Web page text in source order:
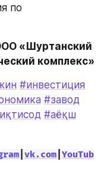
по
«Шуртанский
комплекс»
#инвестиция
#завод
#аёқш
vk.com YouTub